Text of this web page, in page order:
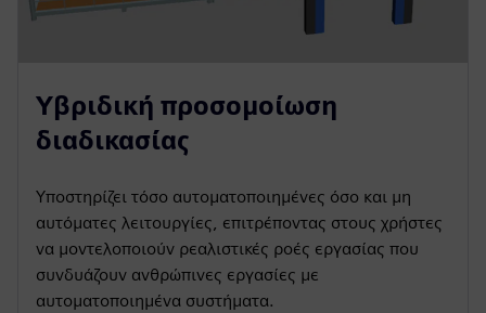
Υβριδική προσομοίωση
διαδικασίας
Υποστηρίζει τόσο αυτοματοποιημένες όσο και μη
αυτόματες λειτουργίες, επιτρέποντας στους χρήστες
να μοντελοποιούν ρεαλιστικές ροές εργασίας που
συνδυάζουν ανθρώπινες εργασίες με
αυτοματοποιημένα συστήματα.